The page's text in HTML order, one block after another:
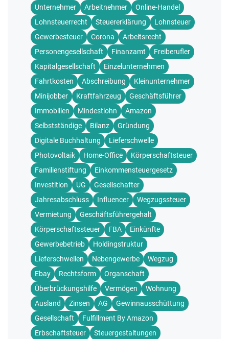
Unternehmer Arbeitnehmer
Online-Handel
Lohnsteuerrecht
Steuererklärung
Lohnsteuer
Gewerbesteuer
Corona
Arbeitsrecht
Personengesellschaft
Finanzamt
Freiberufler
Kapitalgesellschaft
Einzelunternehmen
Fahrtkosten
Abschreibung
Kleinunternehmer
Minijobber
Kraftfahrzeug
Geschäftsführer
Immobilien
Mindestlohn
Amazon
Selbstständige
Bilanz
Gründung
Digitale Buchhaltung
Lieferschwelle
Photovoltaik
Home-Office
Körperschaftsteuer
Familienstiftung
Einkommensteuergesetz
Investition
UG
Gesellschafter
Jahresabschluss
Influencer
Wegzugssteuer
Vermietung
Geschäftsführergehalt
Körperschaftssteuer
FBA
Einkünfte
Gewerbebetrieb
Holdingstruktur
Lieferschwellen
Nebengewerbe
Wegzug
Ebay
Rechtsform
Organschaft
Überbrückungshilfe
Vermögen
Wohnung
Ausland
Zinsen AG
Gewinnausschüttung
Gesellschaft
Fulfillment By Amazon
Erbschaftsteuer
Steuergestaltungen